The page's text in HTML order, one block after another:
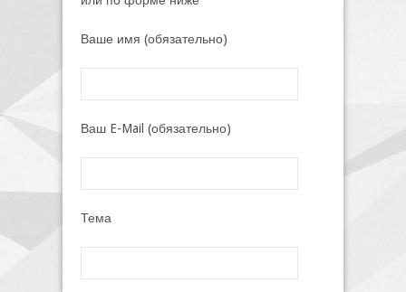
Ваше имя (обязательно)
Ваш E-Mail (обязательно)
Тема